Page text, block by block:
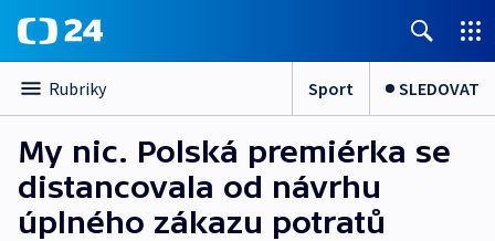
Rubriky Sport SLEDOVAT
My nic. Polská premiérka se
distancovala od návrhu
úplného zákazu potratů